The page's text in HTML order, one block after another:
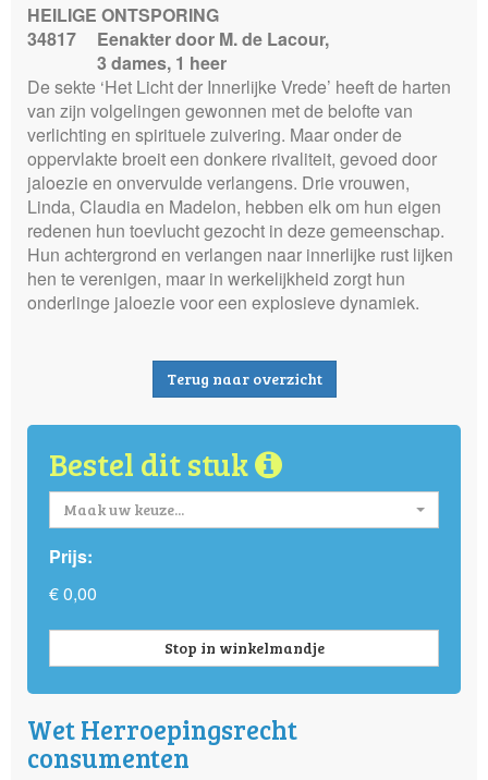
HEILIGE ONTSPORING
34817
Eenakter door M. de Lacour,
3 dames, 1 heer
De sekte ‘Het Licht der Innerlijke Vrede’ heeft de harten
van zijn volgelingen gewonnen met de belofte van
verlichting en spirituele zuivering. Maar onder de
oppervlakte broeit een donkere rivaliteit, gevoed door
jaloezie en onvervulde verlangens. Drie vrouwen,
Linda, Claudia en Madelon, hebben elk om hun eigen
redenen hun toevlucht gezocht in deze gemeenschap.
Hun achtergrond en verlangen naar innerlijke rust lijken
hen te verenigen, maar in werkelijkheid zorgt hun
onderlinge jaloezie voor een explosieve dynamiek.
Terug naar overzicht
Bestel dit stuk
Maak uw keuze...
Prijs:
€ 0,00
Stop in winkelmandje
Wet Herroepingsrecht
consumenten